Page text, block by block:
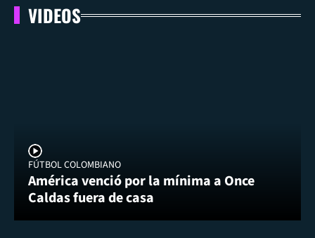
VIDEOS
FÚTBOL COLOMBIANO
América venció por la mínima a Once
Caldas fuera de casa